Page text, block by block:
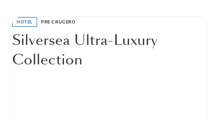
HOTEL PRE CRUCERO
Silversea Ultra-Luxury
Collection